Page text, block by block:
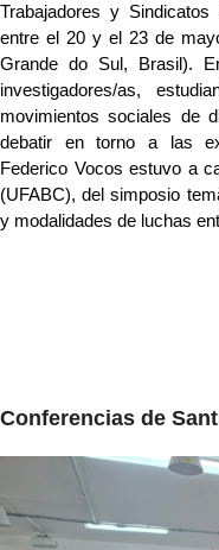
Trabajadores y
entre el 20 y el 23 de
Grande do Sul, Brasil).
investigadores/as,
movimientos sociales de
debatir en torno a las
Federico Vocos estuvo a
(UFABC), del simposio
y modalidades de luchas
Conferencias de